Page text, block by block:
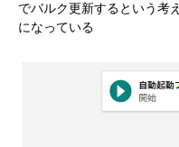
でバルク更新するという考
になっている